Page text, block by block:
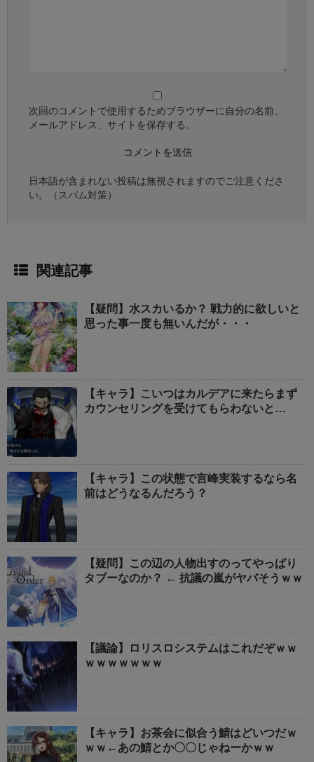
次回のコメントで使用するためブラウザーに自分の名前、
メールアドレス、サイトを保存する。
日本語が含まれない投稿は無視されますのでご注意くださ
い。（スパム対策）
関連記事
【疑問】水スカいるか？ 戦力的に欲しいと
思った事一度も無いんだが・・・
【キャラ】こいつはカルデアに来たらまず
カウンセリングを受けてもらわないと…
【キャラ】この状態で言峰実装するなら名
前はどうなるんだろう？
【疑問】この辺の人物出すのってやっぱり
タブーなのか？ ← 抗議の嵐がヤバそうｗｗ
【議論】ロリスロシステムはこれだぞｗｗ
ｗｗｗｗｗｗｗ
【キャラ】お茶会に似合う鯖はどいつだｗ
ｗｗ←あの鯖とか〇〇じゃねーかｗｗ